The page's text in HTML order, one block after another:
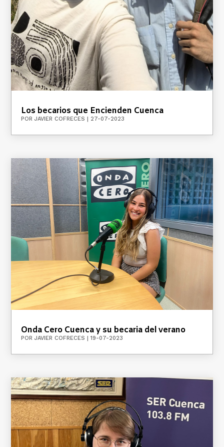
Los becarios que Encienden Cuenca
PORJAVIER COFRECES | 27-07-2023
Onda Cero Cuenca y su becaria del verano
PORJAVIER COFRECES |19-07-2023